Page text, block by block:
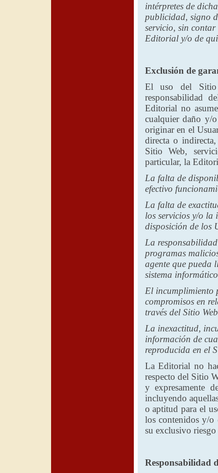
intérpretes de
publicidad, signo
servicio, sin contar
Editorialy/o de
Exclusión de
El uso del Sitio
responsabilidad
Editorial no
cualquier daño y/
originar en el
directa o
Sitio Web,
particular, la
La falta de
efectivo
La falta de
los servicios y/o la
disposición de los
La
programas
agente que pueda
sistema
El incumplimiento
compromisos en
través del Sitio
La inexactitud,
información de
reproducida en el
La Editorial no
respecto del Sitio
y expresamente
incluyendo
o aptitud para el
los contenidos y/o
su exclusivo
Responsabilidad